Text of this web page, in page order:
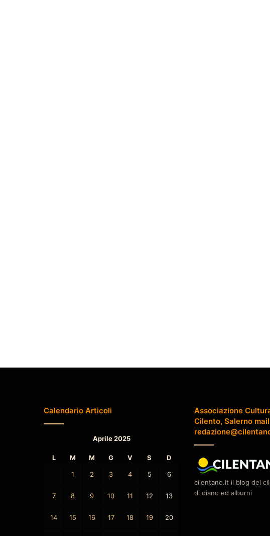
Calendario Articoli
Aprile 2025
L M M G V S D
1 2 3 4 5 6
7 8 9 10 11 12 13
14 15 16 17 18 19 20
Associazione
Cilento, Salerno
cilentano.it il blog del
di diano ed alburni